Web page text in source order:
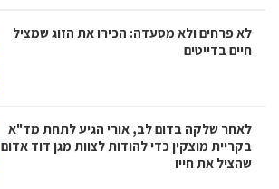
לא פרחים ולא מסעדה: הכירו את הזוג שמציל
חיים בדייטים
לאחר שלקה בדום לב, אורי הגיע לתחת מד"א
בקריית מוצקין כדי להודות לצוות מגן דוד אדום
שהציל את חייו